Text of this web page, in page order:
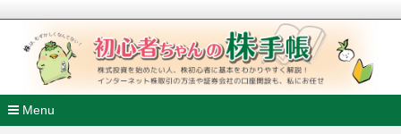
初心者ちゃんの株手帳
株式投資を始めたい人、株初心者に基本をわかりやすく解説
ンターネット株取引の方法や証券会社の口座開設も、私にお任
Menu